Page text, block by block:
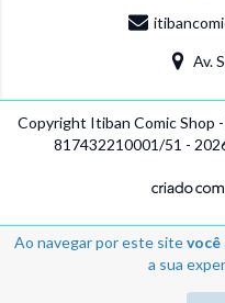
Ao navegar por este sitevocê
a sua
Av.
Copyright Itiban Comic Shop
817432210001/51 -